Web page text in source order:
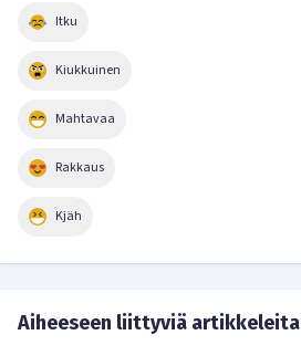
Itku
Kiukkuinen
Mahtavaa
Rakkaus
Kjäh
Aiheeseen liittyviä artikkeleita